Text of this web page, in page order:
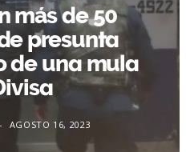
)
más de 50
presunta
de una mula
AGOSTO 16, 2023